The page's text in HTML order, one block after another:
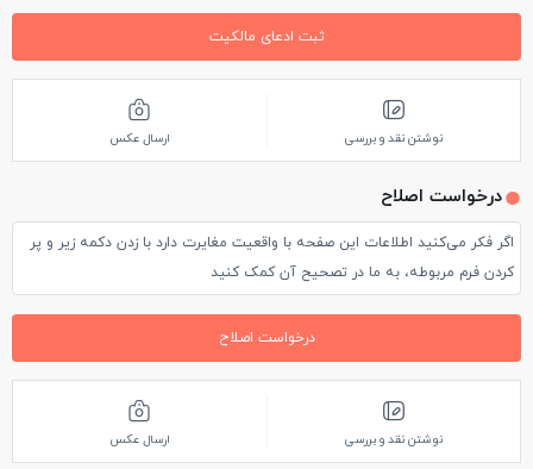
ثبت ادعای مالکیت
نوشتن نقد و بررسی ارسال عکس
درخواست اصلاح
اگر فکر می‌کنید اطلاعات این صفحه با واقعیت مغایرت دارد با زدن دکمه زیر و پر
کردن فرم مربوطه، به ما در تصحیح آن کمک کنید
درخواست اصلاح
نوشتن نقد و بررسی ارسال عکس